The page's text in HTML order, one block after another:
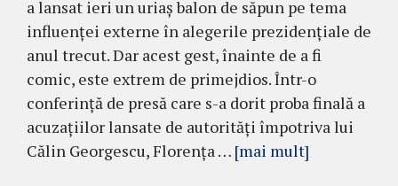
a lansat ieri un uriaș balon de săpun pe tema
influenței externe în alegerile prezidențiale de
anul trecut. Dar acest gest, înainte de a fi
comic, este extrem de primejdios. Într-o
conferință de presă care s-a dorit proba finală a
acuzațiilor lansate de autorități împotriva lui
Călin Georgescu, Florența … [mai mult]